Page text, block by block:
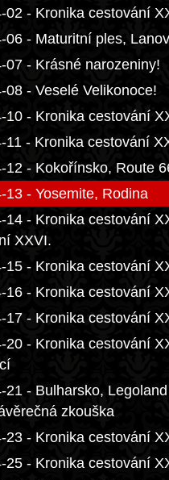
02 - Kronika cestování
06 - Maturitní ples,
07 - Krásné narozeniny!
08 - Veselé Velikonoce!
10 - Kronika cestování
11 - Kronika cestování
12 - Kokořínsko, Route
13 - Yosemite, Rodina
14 - Kronika cestování
XXVI.
15 - Kronika cestování
16 - Kronika cestování
17 - Kronika cestování
20 - Kronika cestování
21 - Bulharsko,
zkouška
23 - Kronika cestování
25 - Kronika cestování